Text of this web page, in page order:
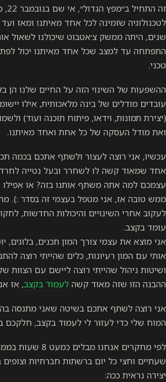
לטכנולוגיה שזמינה לכל אחד מאיתנו ומאז
שנים, היתה ממשק צ׳אטבוט שיכולנו לשאול
התפתחה עד למצב שכל אחד מאיתנו יכול
טכני.
ההשפעות של השינוי הזה על החיים שלנו הן
עובדים מודלים של בינה מלאכותית, אילו
(יצירת תמונות, וידאו, פיתוח תוכנה ועוד)
ואת מודל העסקה של כל אחת ואחד מאיתנו.
עכשיו, אני רוצה לעצור ולשתף אתכם בכמה
אחד שמאוד קשה לו לשחרר ובעל נטייה
עצמכם למה אתה משתף אותנו בזה? או אפילו
ממש טובה אז, אני מטפל בעצמי זה בסדר :).
לעקוב אחרי השינויים והיכולות החדשות,
עומד בקצב.
אני מוצא את עצמי צורך המון תכנים, בלוגים,
אותי עם המון רעיונות, כלים שהייתי רוצה
ושיטות ניהול שהייתי רוצה ליישם עם הצוות
ההבנה הזו שזה מאוד קשה לעמוד בקצב, אז
אני רוצה לשתף אתכם בשיטה שאני מתנסה
המוח שלי כדי לעזור לי לעמוד בקצב,
לפי מחקרים
יצירה נראית ככה: